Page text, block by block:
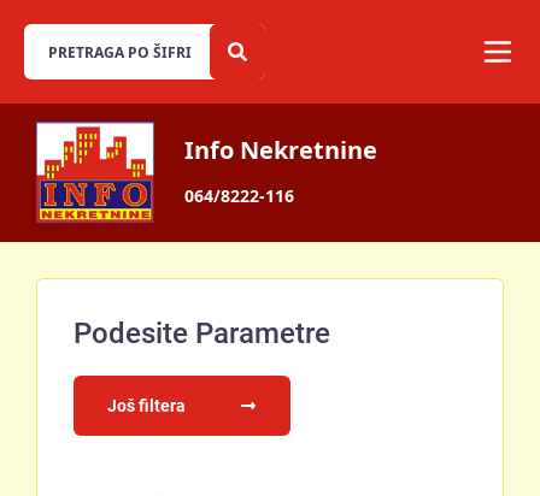
Info Nekretnine
064/8222-116
Podesite Parametre
Još filtera